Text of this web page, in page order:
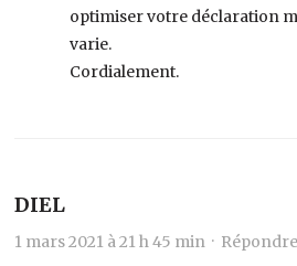
optimiser votre déclaration
varie.
Cordialement.
DIEL
1 mars 2021 à 21 h 45 min · Répondre